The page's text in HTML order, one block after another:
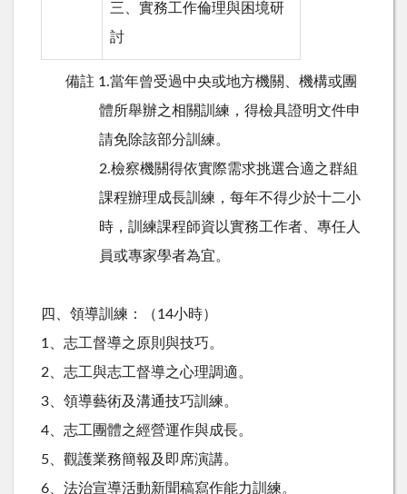
三、實務工作倫理與困境研
討
備註 1.當年曾受過中央或地方機關、機構或團
體所舉辦之相關訓練，得檢具證明文件申
請免除該部分訓練。
2.檢察機關得依實際需求挑選合適之群組
課程辦理成長訓練，每年不得少於十二小
時，訓練課程師資以實務工作者、專任人
員或專家學者為宜。
四、領導訓練：（14小時）
1、志工督導之原則與技巧。
2、志工與志工督導之心理調適。
3、領導藝術及溝通技巧訓練。
4、志工團體之經營運作與成長。
5、觀護業務簡報及即席演講。
6、法治宣導活動新聞稿寫作能力訓練。